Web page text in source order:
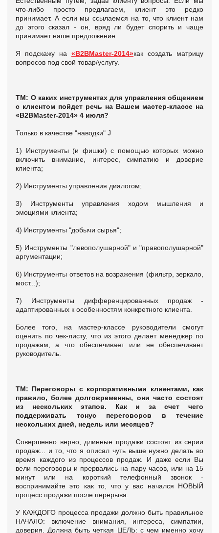
что-либо просто предлагаем, клиент это редко
принимает. А если мы ссылаемся на то, что клиент нам
до этого сказал - он, вряд ли будет спорить и чаще
принимает наше предложение.
Я подскажу на «B2BMaster-2014»как создать матрицу
вопросов под свой товар/услугу.
ТМ: О каких инструментах для управления общением
с клиентом пойдет речь на Вашем мастер-классе на
«B2BMaster-2014» 4 июля?
Только в качестве "наводки" J
1) Инструменты (и фишки) с помощью которых можно
включить внимание, интерес, симпатию и доверие
клиента;
2) Инструменты управления диалогом;
3) Инструменты управления ходом мышления и
эмоциями клиента;
4) Инструменты "добычи сырья";
5) Инструменты "левополушарной" и "правополушарной"
аргументации;
6) Инструменты ответов на возражения (фильтр, зеркало,
мост...);
7) Инструменты дифференцированных продаж -
адаптированных к особенностям конкретного клиента.
Более того, на мастер-классе руководители смогут
оценить по чек-листу, что из этого делает менеджер по
продажам, а что обеспечивает или не обеспечивает
руководитель.
ТМ: Переговоры с корпоративными клиентами, как
правило, более долговременны, они часто состоят
из нескольких этапов. Как и за счет чего
поддерживать тонус переговоров в течение
нескольких дней, недель или месяцев?
Совершенно верно, длинные продажи состоят из серии
продаж... и то, что я описал чуть выше нужно делать во
время каждого из процессов продаж. И даже если Вы
вели переговоры и прервались на пару часов, или на 15
минут или на короткий телефонный звонок -
воспринимайте это как то, что у вас начался НОВЫЙ
процесс продажи после перерыва.
У КАЖДОГО процесса продажи должно быть правильное
НАЧАЛО: включение внимания, интереса, симпатии,
доверия. Должна быть четкая ЦЕЛЬ: с чем именно хочу